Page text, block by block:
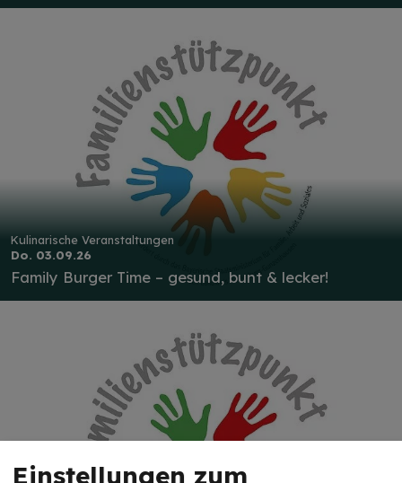
Kulinarische Veranstaltungen
Do. 03.09.26
Family Burger Time – gesund, bunt & lecker!
Einstellungen zum